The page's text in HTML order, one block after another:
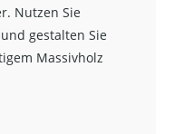
Nutzen Sie
gestalten Sie
Massivholz